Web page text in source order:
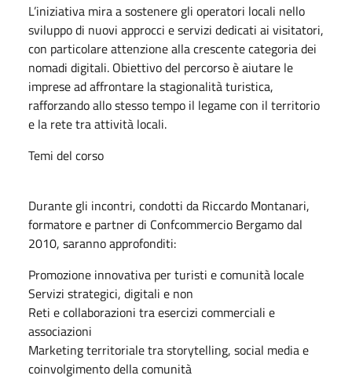
L’iniziativa mira a sostenere gli operatori locali nello
sviluppo di nuovi approcci e servizi dedicati ai visitatori,
con particolare attenzione alla crescente categoria dei
nomadi digitali. Obiettivo del percorso è aiutare le
imprese ad affrontare la stagionalità turistica,
rafforzando allo stesso tempo il legame con il territorio
e la rete tra attività locali.
Temi del corso
Durante gli incontri, condotti da Riccardo Montanari,
formatore e partner di Confcommercio Bergamo dal
2010, saranno approfonditi:
Promozione innovativa per turisti e comunità locale
Servizi strategici, digitali e non
Reti e collaborazioni tra esercizi commerciali e
associazioni
Marketing territoriale tra storytelling, social media e
coinvolgimento della comunità